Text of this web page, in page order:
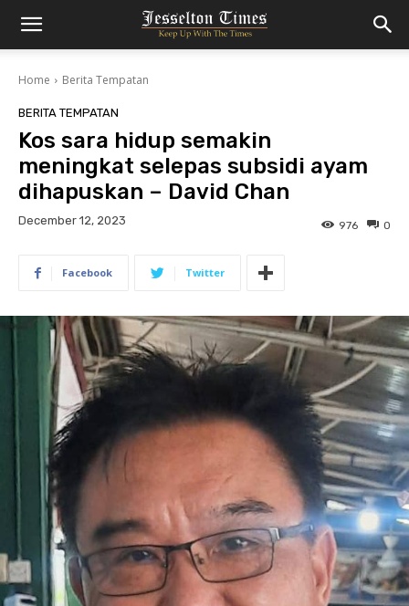
Home Berita Tempatan
BERITA TEMPATAN
Kos sara hidup semakin
meningkat selepas subsidi ayam
dihapuskan – David Chan
December 12, 2023 0
976
Facebook Twitter